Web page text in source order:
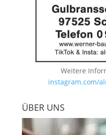
Weitere
instagram.com/
ÜBER UNS